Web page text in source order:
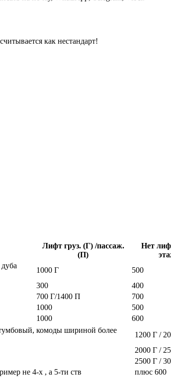
как нестандарт!
Лифт груз. (Г) /пассаж.
(П)
Нет
1000 Г 500
300 400
700 Г/1400 П 700
1000 500
1000 600
комоды шириной более
1200 Г /
2000 Г /
2500 Г /
не 4-х , а 5-ти ств
плюс 600